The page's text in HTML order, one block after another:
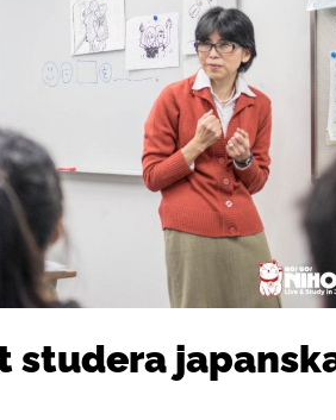
studera